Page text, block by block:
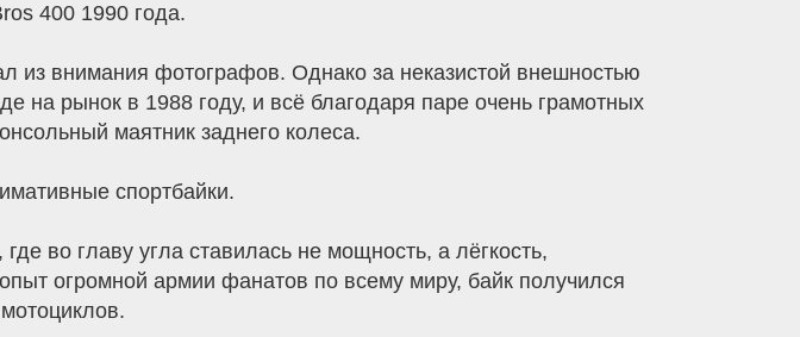
400 1990 года.
из внимания фотографов. Однако за неказистой внешностью
на рынок в 1988 году, и всё благодаря паре очень грамотных
маятник заднего колеса.
спортбайки.
во главу угла ставилась не мощность, а лёгкость,
огромной армии фанатов по всему миру, байк получился